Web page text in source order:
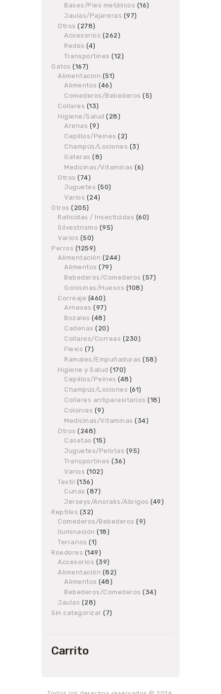
products
Bases/Pies metálicos 1616
Jaulas/Pajareras 9797
Otros 278278
products
Accesorios 262262
Redes 44
products
Transportines 1212
Gatos 167167
products
Alimentacion 5151
Alimentos 4646
products
Comederos/Bebederos 55
Collares 1313
products
Higiene/Salud 2828
Arenas 99
products
Cepillos/Peines 22
products
Champús/Lociones 33
Gateras 88
products
Medicinas/Vitaminas 66
Otros 7474
products
Juguetes 5050
Varios 2424
Otros 205205
products
Raticidas / Insecticidas 6060
Silvestrismo 9595
Varios 5050
products
Perros 12591259
products
Alimentación 244244
Alimentos 7979
products
Bebederos/Comederos 5757
Golosinas/Huesos 108108
Correaje 460460
products
Arneses 9797
products
Bozales 4848
products
Cadenas 2020
products
Collares/Correas 230230
Flexis 77
products
Ramales/Empuñaduras 5858
Higiene y Salud 170170
products
Cepillos/Peines 4848
products
Champús/Lociones 6161
products
Collares antiparasitarios 1818
Colonias 99
products
Medicinas/Vitaminas 3434
Otros 248248
products
Casetas 1515
products
Juguetes/Pelotas 9595
Transportines 3636
Varios 102102
Textil 136136
products
Cunas 8787
products
Jerseys/Anoraks/Abrigos 4949
Reptiles 3232
products
Comederos/Bebederos 99
Iluminación 1818
Terrarios 11
product
Roedores 149149
products
Accesorios 3939
products
Alimentación 8282
Alimentos 4848
products
Bebederos/Comederos 3434
Jaulas 2828
products
Sin categorizar 77
Carrito